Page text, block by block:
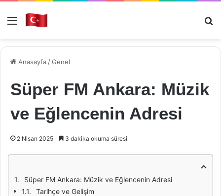
Menü
Anasayfa /Genel
Süper FM Ankara: Müzik
ve Eğlencenin Adresi
2 Nisan 2025 3 dakika okuma süresi
Süper FM Ankara: Müzik ve Eğlencenin Adresi
Tarihçe ve Gelişim